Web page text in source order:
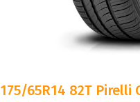
175/65R14 82T Pirelli